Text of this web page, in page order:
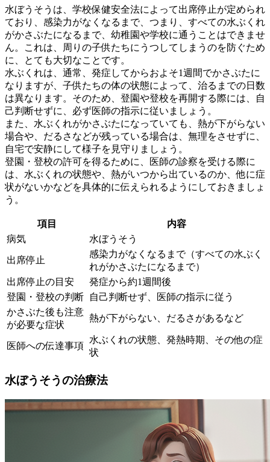
水ぼうそうは、学校保健安全法によって出席停止が定められ
ており、感染力がなくなるまで、つまり、すべての水ぶくれ
がかさぶたになるまで、幼稚園や学校に通うことはできませ
ん。これは、周りの子供たちにうつしてしまうのを防ぐため
に、とても大切なことです。
水ぶくれは、通常、発症してからおよそ1週間でかさぶたに
なりますが、子供たちの体の状態によって、治るまでの日数
は異なります。 そのため、登園や登校を再開する際には、自
己判断せずに、必ず医師の指示に従いましょう。
また、水ぶくれがかさぶたになっていても、熱が下がらない
場合や、だるさなどが残っている場合は、無理をさせずに、
自宅で安静にして様子を見守りましょう。
登園・登校の許可を得るために、医師の診察を受ける際に
は、水ぶくれの状態や、熱がいつから出ているのか、他に症
状がないかなどを具体的に伝えられるようにしておきましょ
う。
項目
内容
病気
水ぼうそう
出席停止
感染力がなくなるまで（すべての水ぶく
れがかさぶたになるまで）
出席停止の目安
発症から約1週間後
登園・登校の判断
自己判断せず、医師の指示に従う
かさぶた後も注意
が必要な症状
熱が下がらない、だるさがあるなど
医師への伝達事項
水ぶくれの状態、発熱時期、その他の症
状
水ぼうそうの治療法